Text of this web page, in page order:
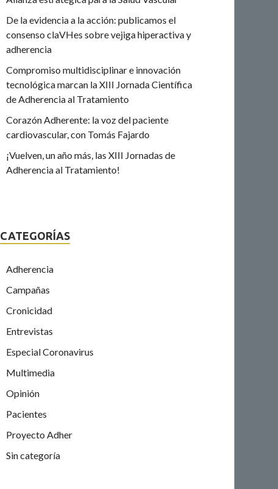
De la evidencia a la acción: publicamos el
consenso claVHes sobre vejiga hiperactiva y
adherencia
Compromiso multidisciplinar e innovación
tecnológica marcan la XIII Jornada Científica
de Adherencia al Tratamiento
Corazón Adherente: la voz del paciente
cardiovascular, con Tomás Fajardo
¡Vuelven, un año más, las XIII Jornadas de
Adherencia al Tratamiento!
CATEGORÍAS
Adherencia
Campañas
Cronicidad
Entrevistas
Especial Coronavirus
Multimedia
Opinión
Pacientes
Proyecto Adher
Sin categoría